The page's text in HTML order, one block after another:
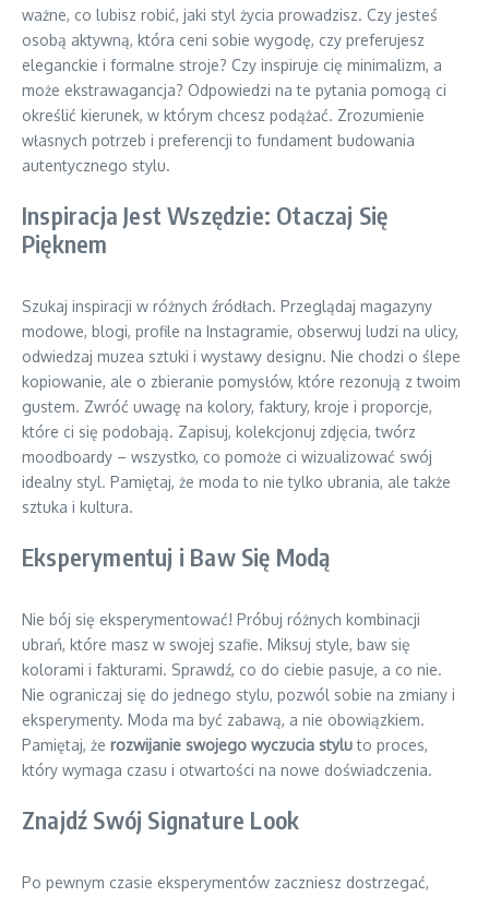
ważne, co lubisz robić, jaki styl życia prowadzisz. Czy jesteś
osobą aktywną, która ceni sobie wygodę, czy preferujesz
eleganckie i formalne stroje? Czy inspiruje cię minimalizm, a
może ekstrawagancja? Odpowiedzi na te pytania pomogą ci
określić kierunek, w którym chcesz podążać. Zrozumienie
własnych potrzeb i preferencji to fundament budowania
autentycznego stylu.
Inspiracja Jest Wszędzie: Otaczaj Się
Pięknem
Szukaj inspiracji w różnych źródłach. Przeglądaj magazyny
modowe, blogi, profile na Instagramie, obserwuj ludzi na ulicy,
odwiedzaj muzea sztuki i wystawy designu. Nie chodzi o ślepe
kopiowanie, ale o zbieranie pomysłów, które rezonują z twoim
gustem. Zwróć uwagę na kolory, faktury, kroje i proporcje,
które ci się podobają. Zapisuj, kolekcjonuj zdjęcia, twórz
moodboardy – wszystko, co pomoże ci wizualizować swój
idealny styl. Pamiętaj, że moda to nie tylko ubrania, ale także
sztuka i kultura.
Eksperymentuj i Baw Się Modą
Nie bój się eksperymentować! Próbuj różnych kombinacji
ubrań, które masz w swojej szafie. Miksuj style, baw się
kolorami i fakturami. Sprawdź, co do ciebie pasuje, a co nie.
Nie ograniczaj się do jednego stylu, pozwól sobie na zmiany i
eksperymenty. Moda ma być zabawą, a nie obowiązkiem.
Pamiętaj, że rozwijanie swojego wyczucia styluto proces,
który wymaga czasu i otwartości na nowe doświadczenia.
Znajdź Swój Signature Look
Po pewnym czasie eksperymentów zaczniesz dostrzegać,